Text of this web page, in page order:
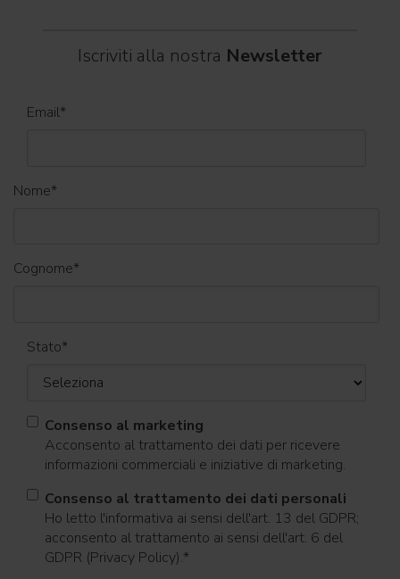
Iscriviti alla nostra Newsletter
Email*
Nome*
Cognome*
Stato*
Consenso al marketing
Acconsento al trattamento dei dati per ricevere
informazioni commerciali e iniziative di marketing.
Consenso al trattamento dei dati personali
Ho letto l'informativa ai sensi dell'art. 13 del GDPR;
acconsento al trattamento ai sensi dell'art. 6 del
GDPR (Privacy Policy).*